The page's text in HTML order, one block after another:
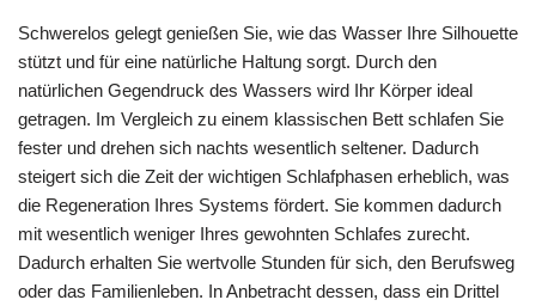
Schwerelos gelegt genießen Sie, wie das Wasser Ihre Silhouette
stützt und für eine natürliche Haltung sorgt. Durch den
natürlichen Gegendruck des Wassers wird Ihr Körper ideal
getragen. Im Vergleich zu einem klassischen Bett schlafen Sie
fester und drehen sich nachts wesentlich seltener. Dadurch
steigert sich die Zeit der wichtigen Schlafphasen erheblich, was
die Regeneration Ihres Systems fördert. Sie kommen dadurch
mit wesentlich weniger Ihres gewohnten Schlafes zurecht.
Dadurch erhalten Sie wertvolle Stunden für sich, den Berufsweg
oder das Familienleben. In Anbetracht dessen, dass ein Drittel